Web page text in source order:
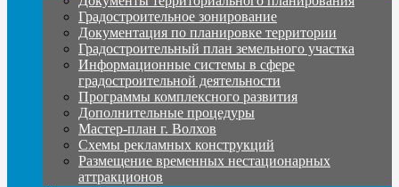
Градостроительное зонирование
Документация по планировке территории
Градостроительный план земельного участка
Информационные системы в сфере
градостроительной деятельности
Программы комплексного развития
Дополнительные процедуры
Мастер-план г. Волхов
Схемы рекламных конструкций
Размещение временных нестационарных
аттракционов